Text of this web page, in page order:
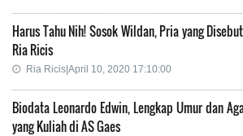
Harus Tahu Nih! Sosok Wildan, Pria yang
Ria Ricis
Ria Ricis|April 10, 2020 17:10:00
Biodata Leonardo Edwin, Lengkap Umur dan
yang Kuliah di AS Gaes